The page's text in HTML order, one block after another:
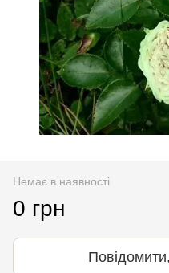
Немає в наявності
0 грн